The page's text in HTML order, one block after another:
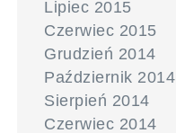
Lipiec 2015
Czerwiec 2015
Grudzień 2014
Październik 2014
Sierpień 2014
Czerwiec 2014